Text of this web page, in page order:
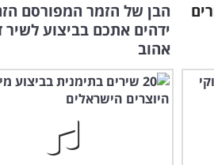
11 סיפורים
הבן של הזמר המפורסם
ידהים אתכם בביצוע לשיר
אהוב